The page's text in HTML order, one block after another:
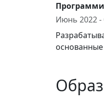
Июнь 2022 -